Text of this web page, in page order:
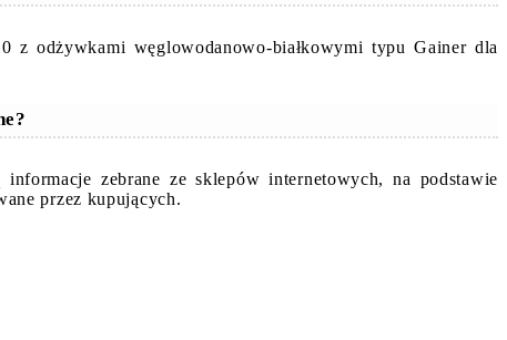
z odżywkami węglowodanowo-białkowymi typu Gainer dla
zebrane ze sklepów internetowych, na podstawie
przez kupujących.